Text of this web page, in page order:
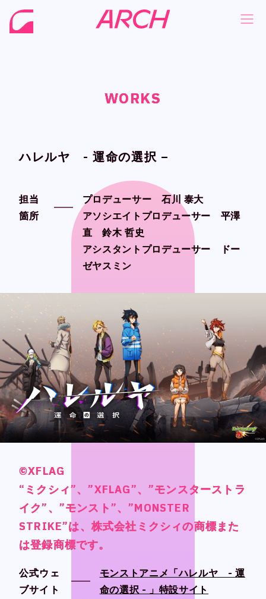
WORKS
ハレルヤ - 運命の選択 –
担当
箇所
プロデューサー 石川 泰大
アソシエイトプロデューサー 平澤
直 鈴木 哲史
アシスタントプロデューサー ドー
ゼヤスミン
©XFLAG
“ミクシィ”、”XFLAG”、”モンスターストラ
イク”、”モンスト”、”MONSTER
STRIKE”は、株式会社ミクシィの商標また
は登録商標です。
公式ウェ
ブサイト
モンストアニメ「ハレルヤ - 運
命の選択 - 」特設サイト
WORKS
©XFLAG
“ミクシィ”、”XFLAG”、”モンスターストラ
イク”、”モンスト”、”MONSTER
STRIKE”は、株式会社ミクシィの商標また
は登録商標です。
WORKS
©XFLAG
“ミクシィ”、”XFLAG”、”モンスターストラ
イク”、”モンスト”、”MONSTER
STRIKE”は、株式会社ミクシィの商標また
は登録商標です。
NEWS
PHILOSOPHY
WORKS
MEMBER
RECRUIT
CONTACT
Language
Japanese
English
French
Chinese (Trad.)
Chinese (Sim.)
Arabic
Official SNS
Facebook
NEWS
PHILOSOPHY
WORKS
MEMBER
RECRUIT
CONTACT
Language
Japanese
English
French
Chinese (Trad.)
Chinese (Sim.)
Arabic
Official SNS
Facebook
WORKS
ハレルヤ - 運命の選択 –
担当
箇所
プロデューサー 石川 泰大
アソシエイトプロデューサー 平澤
直 鈴木 哲史
アシスタントプロデューサー ドー
ゼヤスミン
©XFLAG
“ミクシィ”、”XFLAG”、”モンスターストラ
イク”、”モンスト”、”MONSTER
STRIKE”は、株式会社ミクシィの商標また
は登録商標です。
公式ウェ
ブサイト
モンストアニメ「ハレルヤ - 運
命の選択 - 」特設サイト